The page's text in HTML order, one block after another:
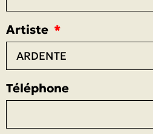
Artiste
Téléphone